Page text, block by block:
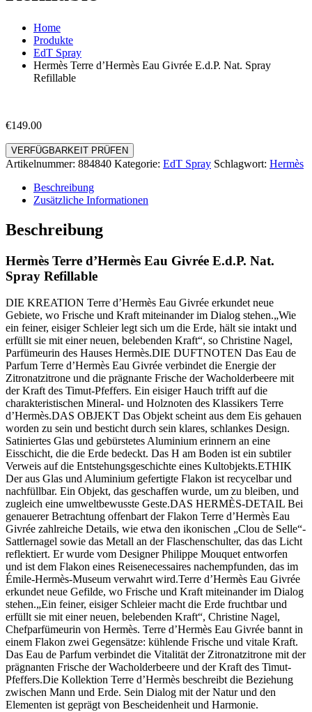
Home
Produkte
EdT Spray
Hermès Terre d’Hermès Eau Givrée E.d.P. Nat. Spray
Refillable
€149.00
VERFÜGBARKEIT PRÜFEN
Artikelnummer: 884840 Kategorie: EdT Spray Schlagwort: Hermès
Beschreibung
Zusätzliche Informationen
Beschreibung
Hermès Terre d’Hermès Eau Givrée E.d.P. Nat.
Spray Refillable
DIE KREATION Terre d’Hermès Eau Givrée erkundet neue
Gebiete, wo Frische und Kraft miteinander im Dialog stehen.„Wie
ein feiner, eisiger Schleier legt sich um die Erde, hält sie intakt und
erfüllt sie mit einer neuen, belebenden Kraft“, so Christine Nagel,
Parfümeurin des Hauses Hermès.DIE DUFTNOTEN Das Eau de
Parfum Terre d’Hermès Eau Givrée verbindet die Energie der
Zitronatzitrone und die prägnante Frische der Wacholderbeere mit
der Kraft des Timut-Pfeffers. Ein eisiger Hauch trifft auf die
charakteristischen Mineral- und Holznoten des Klassikers Terre
d’Hermès.DAS OBJEKT Das Objekt scheint aus dem Eis gehauen
worden zu sein und besticht durch sein klares, schlankes Design.
Satiniertes Glas und gebürstetes Aluminium erinnern an eine
Eisschicht, die die Erde bedeckt. Das H am Boden ist ein subtiler
Verweis auf die Entstehungsgeschichte eines Kultobjekts.ETHIK
Der aus Glas und Aluminium gefertigte Flakon ist recycelbar und
nachfüllbar. Ein Objekt, das geschaffen wurde, um zu bleiben, und
zugleich eine umweltbewusste Geste.DAS HERMÈS-DETAIL Bei
genauerer Betrachtung offenbart der Flakon Terre d’Hermès Eau
Givrée zahlreiche Details, wie etwa den ikonischen „Clou de Selle“-
Sattlernagel sowie das Metall an der Flaschenschulter, das das Licht
reflektiert. Er wurde vom Designer Philippe Mouquet entworfen
und ist dem Flakon eines Reisenecessaires nachempfunden, das im
Émile-Hermès-Museum verwahrt wird.Terre d’Hermès Eau Givrée
erkundet neue Gefilde, wo Frische und Kraft miteinander im Dialog
stehen.„Ein feiner, eisiger Schleier macht die Erde fruchtbar und
erfüllt sie mit einer neuen, belebenden Kraft“, Christine Nagel,
Chefparfümeurin von Hermès. Terre d’Hermès Eau Givrée bannt in
einem Flakon zwei Gegensätze: kühlende Frische und vitale Kraft.
Das Eau de Parfum verbindet die Vitalität der Zitronatzitrone mit der
prägnanten Frische der Wacholderbeere und der Kraft des Timut-
Pfeffers.Die Kollektion Terre d’Hermès beschreibt die Beziehung
zwischen Mann und Erde. Sein Dialog mit der Natur und den
Elementen ist geprägt von Bescheidenheit und Harmonie.